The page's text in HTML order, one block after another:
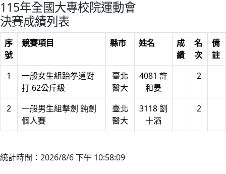
115年全國大專校院運動會
決賽成績列表
序
號
競賽項目 縣市 姓名
成
績
名
次
備
註
1
一般女生組跆拳道對
打 62公斤級
臺北
醫大
4081 許
和晏
2
2
一般男生組擊劍 鈍劍
個人賽
臺北
醫大
3118 劉
十滔
2
統計時間：2026/8/6 下午 10:58:09